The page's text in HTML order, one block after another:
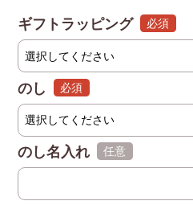
ギフトラッピング
(必須)
のし
(必須)
のし名入れ
(任意)